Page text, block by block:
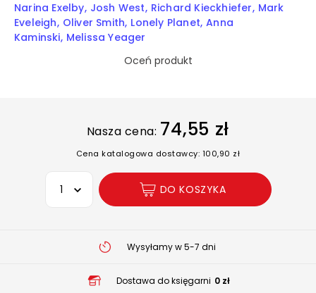
Narina Exelby Josh West Richard Kieckhiefer Mark
Eveleigh Oliver Smith Lonely Planet Anna
Kaminski Melissa Yeager
Oceń produkt
Nasza cena: 74,55 zł
Cena katalogowa dostawcy: 100,90 zł
Wybierz opcję
DO KOSZYKA
Wysyłamy w 5-7 dni
Dostawa do księgarni 0 zł